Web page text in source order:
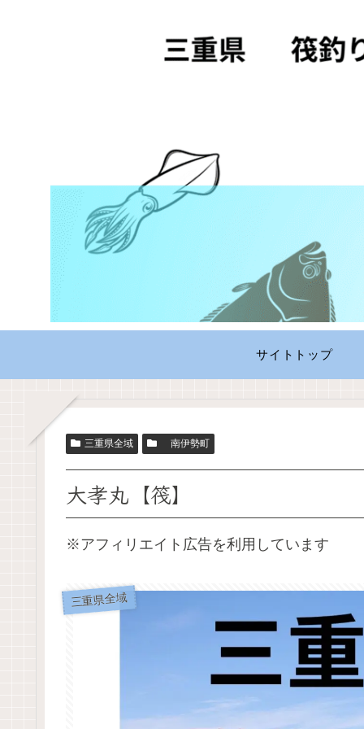
サイトトップ
三重県全域 南伊勢町
大孝丸【筏】
※アフィリエイト広告を利用しています
三重県全域